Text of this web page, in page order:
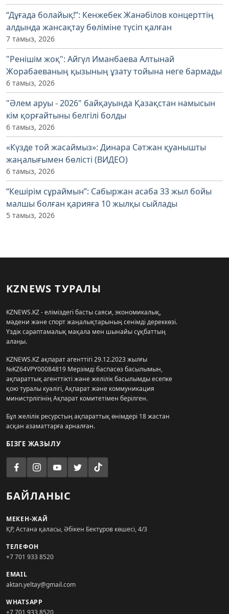
“Дұғада болайық!”: Кенжебек Жанәбілов концерттің
алдында жансақтау бөліміне түсіп қалған
7 тамыз, 2026
"Ренішім жоқ": Айгүл Иманбаева Алтынай
Жорабаеваның қызының ұзату тойына неге бармады
6 тамыз, 2026
"Әлем аруы - 2026" байқауында Қазақстан намысын
кім қорғайтыны белгілі болды
6 тамыз, 2026
«Күзде той жасаймыз»: Динара Сәтжан қуанышты
жаңалығымен бөлісті (ВИДЕО)
6 тамыз, 2026
“Кешірім сұраймын”: Сабыржан асаба 33 жыл бойы
малшы болған қарияға 10 жылқы сыйлады
5 тамыз, 2026
KZNEWS ТУРАЛЫ
KZNEWS.KZ - еліміздегі басты саяси, экономикалық,
мәдени және спорт жаңалықтарының сенімді дереккөзі.
Үздік сараптамалық мақала мен шынайы сұқбаттың
алаңы.
KZNEWS.KZ ақпарат агенттігі 29.12.2023 жылғы
№KZ64VPY00084819 Мерзімді баспасөз басылымын,
ақпараттық агенттікті және желілік басылымды есепке
қою туралы куәлігі, Ақпарат және коммуникация
министрлігінің Ақпарат комитетімен берілген.
Бұл желілік ресурстың ақпараттық өнімдері 18 жастан
асқан азаматтарға арналған.
БІЗГЕ ЖАЗЫЛУ
БАЙЛАНЫС
МЕКЕН-ЖАЙ
ҚР, Астана қаласы, Әбікен Бектұров көшесі, 4/3
ТЕЛЕФОН
+7 701 933 8520
EMAIL
aktan.yeltay@gmail.com
WHATSAPP
+7 701 933 8520